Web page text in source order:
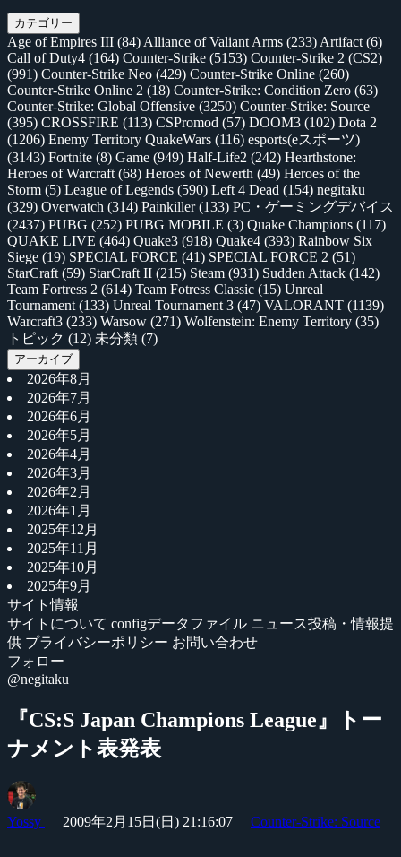
カテゴリー
Age of Empires III (84) Alliance of Valiant Arms (233) Artifact (6)
Call of Duty4 (164) Counter-Strike (5153) Counter-Strike 2 (CS2)
(991) Counter-Strike Neo (429) Counter-Strike Online (260)
Counter-Strike Online 2 (18) Counter-Strike: Condition Zero (63)
Counter-Strike: Global Offensive (3250) Counter-Strike: Source
(395) CROSSFIRE (113) CSPromod (57) DOOM3 (102) Dota 2
(1206) Enemy Territory QuakeWars (116) esports(eスポーツ)
(3143) Fortnite (8) Game (949) Half-Life2 (242) Hearthstone:
Heroes of Warcraft (68) Heroes of Newerth (49) Heroes of the
Storm (5) League of Legends (590) Left 4 Dead (154) negitaku
(329) Overwatch (314) Painkiller(133) PC・ゲーミングデバイス
(2437) PUBG (252) PUBG MOBILE (3) Quake Champions (117)
QUAKE LIVE (464) Quake3 (918) Quake4 (393) Rainbow Six
Siege (19) SPECIAL FORCE (41) SPECIAL FORCE 2 (51)
StarCraft (59) StarCraft II (215) Steam (931) Sudden Attack (142)
Team Fortress 2 (614) Team Fotress Classic (15) Unreal
Tournament (133) Unreal Tournament 3 (47) VALORANT (1139)
Warcraft3 (233) Warsow (271) Wolfenstein: Enemy Territory (35)
トピック (12) 未分類 (7)
アーカイブ
2026年8月
2026年7月
2026年6月
2026年5月
2026年4月
2026年3月
2026年2月
2026年1月
2025年12月
2025年11月
2025年10月
2025年9月
サイト情報
サイトについて configデータファイル ニュース投稿・情報提
供 プライバシーポリシー お問い合わせ
フォロー
@negitaku
『CS:S Japan Champions League』トー
ナメント表発表
Yossy 2009年2月15日(日) 21:16:07 Counter-Strike: Source